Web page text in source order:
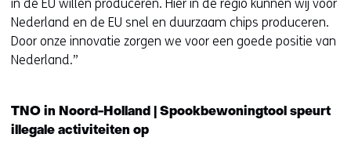
r
)
(
w
i
in de EU willen produceren. Hier in de regio kunnen wij voor
Nederland en de EU snel en duurzaam chips produceren.
Door onze innovatie zorgen we voor een goede positie van
Nederland.”
TNO in Noord-Holland | Spookbewoningtool speurt
illegale activiteiten op